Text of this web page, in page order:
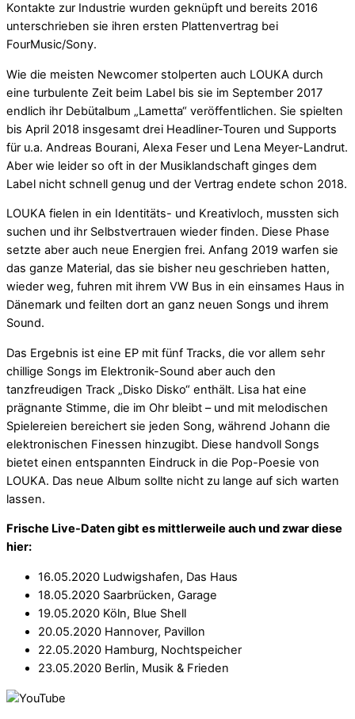
Kontakte zur Industrie wurden geknüpft und bereits 2016
unterschrieben sie ihren ersten Plattenvertrag bei
FourMusic/Sony.
Wie die meisten Newcomer stolperten auch LOUKA durch
eine turbulente Zeit beim Label bis sie im September 2017
endlich ihr Debütalbum „Lametta“ veröffentlichen. Sie spielten
bis April 2018 insgesamt drei Headliner-Touren und Supports
für u.a. Andreas Bourani, Alexa Feser und Lena Meyer-Landrut.
Aber wie leider so oft in der Musiklandschaft ginges dem
Label nicht schnell genug und der Vertrag endete schon 2018.
LOUKA fielen in ein Identitäts- und Kreativloch, mussten sich
suchen und ihr Selbstvertrauen wieder finden. Diese Phase
setzte aber auch neue Energien frei. Anfang 2019 warfen sie
das ganze Material, das sie bisher neu geschrieben hatten,
wieder weg, fuhren mit ihrem VW Bus in ein einsames Haus in
Dänemark und feilten dort an ganz neuen Songs und ihrem
Sound.
Das Ergebnis ist eine EP mit fünf Tracks, die vor allem sehr
chillige Songs im Elektronik-Sound aber auch den
tanzfreudigen Track „Disko Disko“ enthält. Lisa hat eine
prägnante Stimme, die im Ohr bleibt – und mit melodischen
Spielereien bereichert sie jeden Song, während Johann die
elektronischen Finessen hinzugibt. Diese handvoll Songs
bietet einen entspannten Eindruck in die Pop-Poesie von
LOUKA. Das neue Album sollte nicht zu lange auf sich warten
lassen.
Frische Live-Daten gibt es mittlerweile auch und zwar diese
hier:
16.05.2020 Ludwigshafen, Das Haus
18.05.2020 Saarbrücken, Garage
19.05.2020 Köln, Blue Shell
20.05.2020 Hannover, Pavillon
22.05.2020 Hamburg, Nochtspeicher
23.05.2020 Berlin, Musik & Frieden